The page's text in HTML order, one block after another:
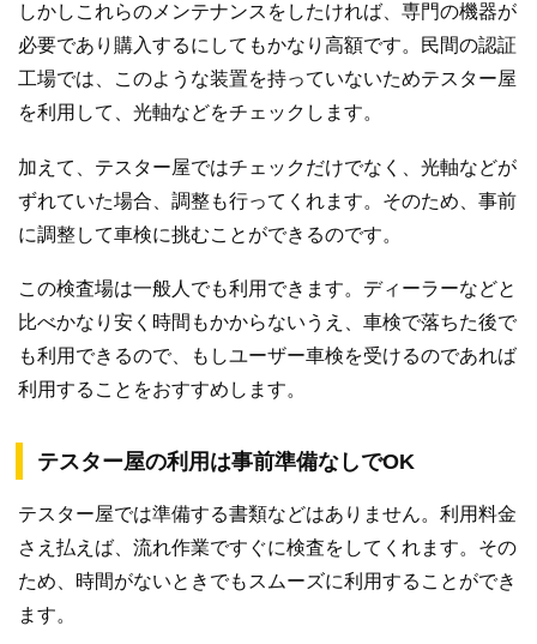
しかしこれらのメンテナンスをしたければ、専門の機器が
必要であり購入するにしてもかなり高額です。民間の認証
工場では、このような装置を持っていないためテスター屋
を利用して、光軸などをチェックします。
加えて、テスター屋ではチェックだけでなく、光軸などが
ずれていた場合、調整も行ってくれます。そのため、事前
に調整して車検に挑むことができるのです。
この検査場は一般人でも利用できます。ディーラーなどと
比べかなり安く時間もかからないうえ、車検で落ちた後で
も利用できるので、もしユーザー車検を受けるのであれば
利用することをおすすめします。
テスター屋の利用は事前準備なしでOK
テスター屋では準備する書類などはありません。利用料金
さえ払えば、流れ作業ですぐに検査をしてくれます。その
ため、時間がないときでもスムーズに利用することができ
ます。